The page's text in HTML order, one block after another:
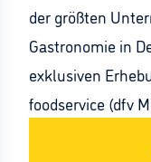
der größten
Gastronomie in
exklusiven
foodservice (dfv